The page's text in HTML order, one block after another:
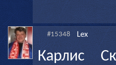
#15348 Lex
Карлис